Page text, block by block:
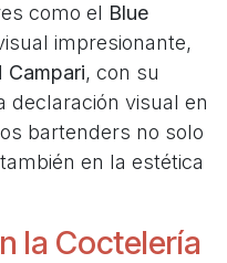
como el Blue
impresionante,
Campari, con su
declaración visual en
bartenders no solo
en la estética
la Coctelería